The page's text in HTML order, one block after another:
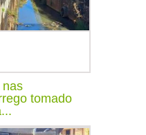
nas
tomado